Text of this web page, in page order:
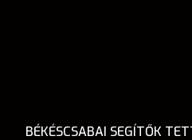
BÉKÉSCSABAI SEGÍTŐK